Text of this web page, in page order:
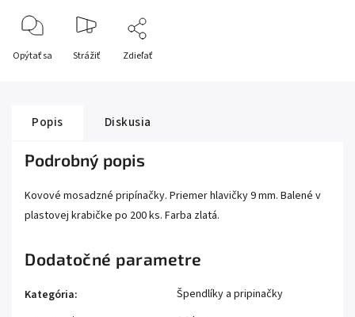
Opýtať sa Strážiť Zdieľať
Popis Diskusia
Podrobný popis
Kovové mosadzné pripínačky. Priemer hlavičky 9 mm. Balené v
plastovej krabičke po 200 ks. Farba zlatá.
Dodatočné parametre
Kategória:
Špendlíky a pripinačky